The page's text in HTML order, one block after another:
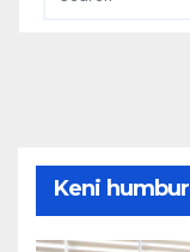
Keni humbur